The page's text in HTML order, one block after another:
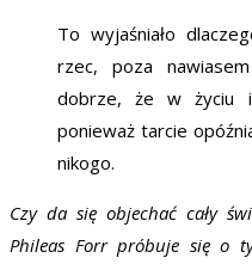
To wyjaśniało
rzec, poza nawiasem
dobrze, że w życiu
ponieważ tarcie
nikogo.
Czy da się objechać cały
Phileas Forr próbuje się o